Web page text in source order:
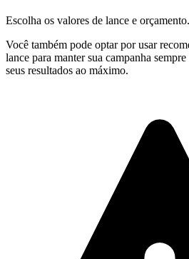
Escolha os valores de lance e orçamento.
Você também pode optar por usar
lance para manter sua campanha
seus resultados ao máximo.